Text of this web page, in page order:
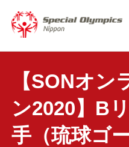
【SONオン
ン2020】B
手（琉球ゴ